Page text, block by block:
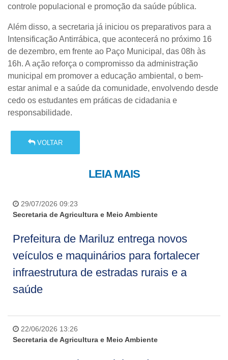
controle populacional e promoção da saúde pública.
Além disso, a secretaria já iniciou os preparativos para a
Intensificação Antirrábica, que acontecerá no próximo 16
de dezembro, em frente ao Paço Municipal, das 08h às
16h. A ação reforça o compromisso da administração
municipal em promover a educação ambiental, o bem-
estar animal e a saúde da comunidade, envolvendo desde
cedo os estudantes em práticas de cidadania e
responsabilidade.
VOLTAR
LEIA MAIS
29/07/2026 09:23
Secretaria de Agricultura e Meio Ambiente
Prefeitura de Mariluz entrega novos
veículos e maquinários para fortalecer
infraestrutura de estradas rurais e a
saúde
22/06/2026 13:26
Secretaria de Agricultura e Meio Ambiente